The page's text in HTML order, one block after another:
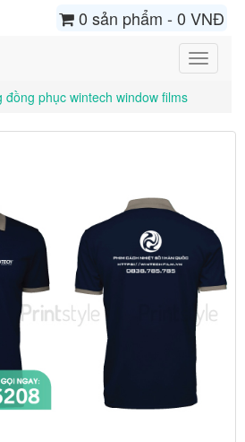
0 sản phẩm - 0 VNĐ
Toggle
đồng phục wintech window films